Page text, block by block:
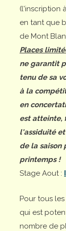
(l'inscription
en tant que
de Mont
Places
ne garantit
tenu de sa
à la
en
est atteinte,
l'assiduité
de la saison
printemps !
Stage Aout :
Pour tous
qui est
nombre de